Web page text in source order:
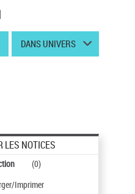
DANS UNIVERS
LES NOTICES
(0)
Imprimer